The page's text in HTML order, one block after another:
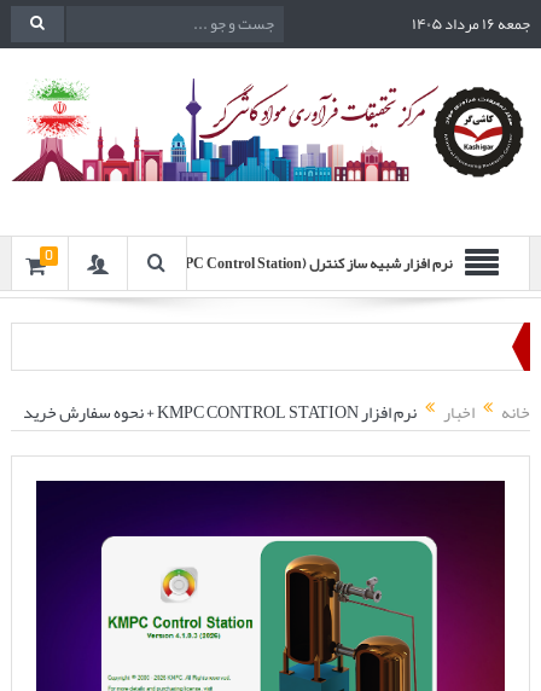
جمعه ۱۶ مرداد ۱۴۰۵
نرم افزار شبیه ساز کنترل (KMPC Control Station) 0
خانه اخبار نرم افزار KMPC CONTROL STATION + نحوه سفارش خرید